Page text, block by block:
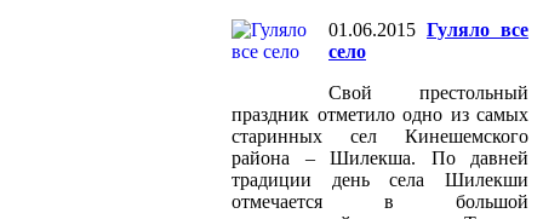
01.06.2015 Гуляло все
село
Свой престольный
праздник отметило одно из самых
старинных сел Кинешемского
района – Шилекша. По давней
традиции день села Шилекши
отмечается в большой